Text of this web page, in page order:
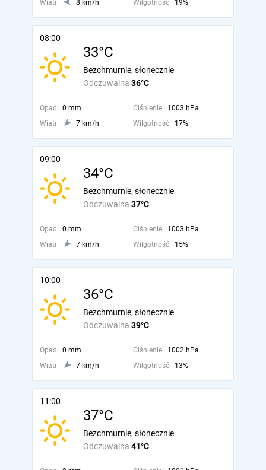
Wiatr: 8 km/h Wilgotność: 19%
08:00
33°C
Odczuwalna 36°C
Bezchmurnie, słonecznie
Opad: 0 mm Ciśnienie: 1003 hPa
Wiatr:
7 km/h Wilgotność: 17%
09:00
34°C
Odczuwalna 37°C
Bezchmurnie, słonecznie
Opad: 0 mm Ciśnienie: 1003 hPa
Wiatr:
7 km/h Wilgotność: 15%
10:00
36°C
Odczuwalna 39°C
Bezchmurnie, słonecznie
Opad: 0 mm Ciśnienie: 1002 hPa
Wiatr:
7 km/h Wilgotność: 13%
11:00
37°C
Odczuwalna 41°C
Bezchmurnie, słonecznie